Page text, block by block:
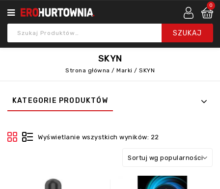
0
SKYN
Strona główna / Marki / SKYN
KATEGORIE PRODUKTÓW
Wyświetlanie wszystkich wyników: 22
Sortuj wg popularności